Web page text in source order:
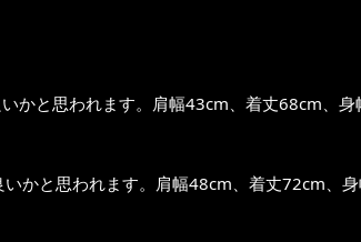
かと思われます。肩幅43cm、着丈68cm、身
かと思われます。肩幅48cm、着丈72cm、